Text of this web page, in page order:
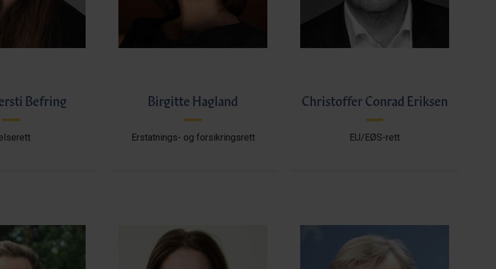
Befring Birgitte Hagland
Erstatnings- og forsikringsrett
Christoffer Conrad Eriksen
EU/EØS-rett